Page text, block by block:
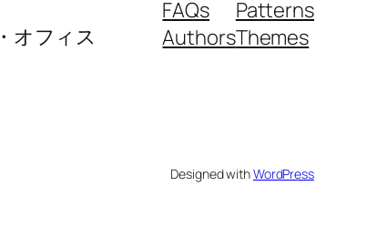
オフィス
FAQs
Authors
Patterns
Themes
Designed withWordPress